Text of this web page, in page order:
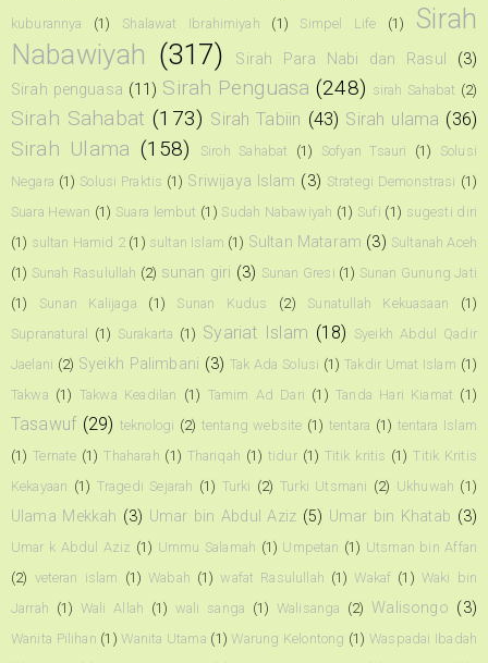
kuburannya (1) Shalawat Ibrahimiyah (1) Simpel Life (1)
Sirah
Nabawiyah (317) Sirah Para Nabi dan Rasul
(3)
Sirah penguasa (11) Sirah Penguasa (248) sirah Sahabat (2)
Sirah Sahabat (173) Sirah Tabiin (43) Sirah ulama (36)
Sirah Ulama (158) Siroh Sahabat (1) Sofyan Tsauri (1)
Solusi
Negara (1) Solusi Praktis (1) Sriwijaya Islam (3) Strategi Demonstrasi (1)
Suara Hewan (1) Suara lembut (1) Sudah Nabawiyah (1) Sufi (1) sugesti diri
(1) sultan Hamid 2 (1) sultan Islam (1) Sultan Mataram (3) Sultanah Aceh
(1) Sunah Rasulullah (2) sunan giri (3) Sunan Gresi (1) Sunan Gunung Jati
(1)
Sunan Kalijaga (1) Sunan Kudus (2) Sunatullah Kekuasaan
(1)
Supranatural
(1) Surakarta (1) Syariat Islam (18) Syeikh Abdul Qadir
Jaelani (2) Syeikh Palimbani (3) Tak Ada Solusi (1) Takdir Umat Islam (1)
Takwa (1) Takwa Keadilan (1) Tamim Ad Dari (1) Tanda Hari Kiamat (1)
Tasawuf (29) teknologi (2) tentang website (1) tentara (1) tentara Islam
(1) Ternate (1) Thaharah (1) Thariqah (1) tidur (1) Titik kritis (1) Titik Kritis
Kekayaan (1) Tragedi Sejarah (1) Turki (2) Turki Utsmani (2) Ukhuwah (1)
Ulama Mekkah (3) Umar bin Abdul Aziz (5) Umar bin Khatab (3)
Umar k Abdul Aziz (1) Ummu Salamah (1) Umpetan (1) Utsman bin Affan
(2) veteran islam (1) Wabah (1) wafat Rasulullah (1) Wakaf (1) Waki bin
Jarrah (1) Wali Allah (1) wali sanga (1) Walisanga (2) Walisongo (3)
Wanita Pilihan (1) Wanita Utama (1) Warung Kelontong (1) Waspadai Ibadah